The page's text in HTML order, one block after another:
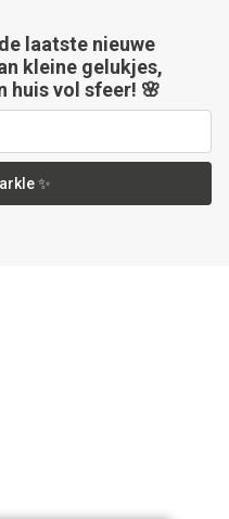
laatste nieuwe
kleine gelukjes,
huis vol sfeer! 🌸
✨